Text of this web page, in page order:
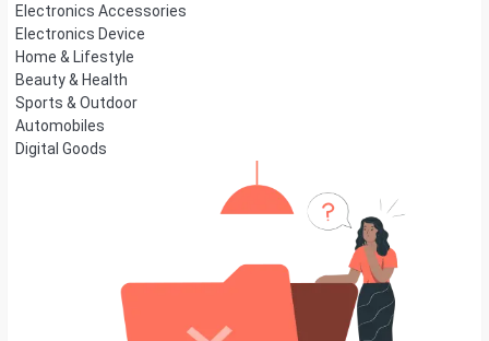
Electronics Accessories
Electronics Device
Home & Lifestyle
Beauty & Health
Sports & Outdoor
Automobiles
Digital Goods